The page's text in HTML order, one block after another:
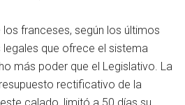
franceses, según los últimos
que ofrece el sistema
más poder que el Legislativo. La
rectificativo de la